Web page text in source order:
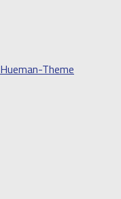
Hueman-Theme